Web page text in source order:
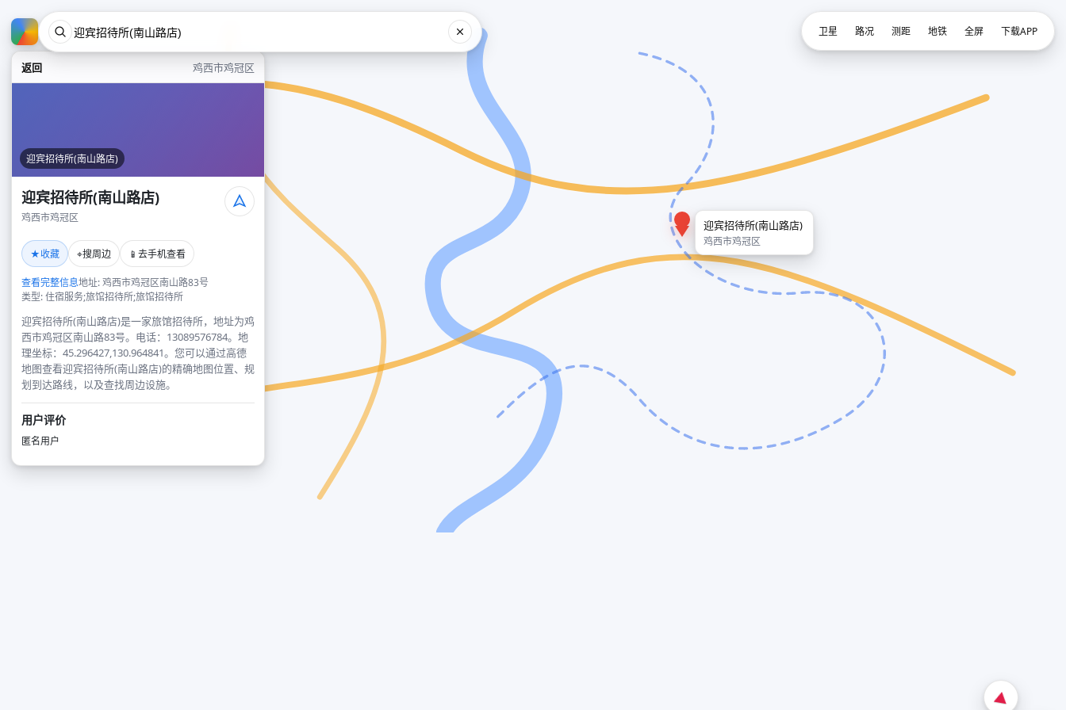
返回 鸡西市鸡冠区
迎宾招待所(南山路店)
迎宾招待所(南山路店)
鸡西市鸡冠区
★收藏 ⌖搜周边 📱 去手机查看
查看完整信息地址: 鸡西市鸡冠区南山路83号
类型: 住宿服务;旅馆招待所;旅馆招待所
迎宾招待所(南山路店)是一家旅馆招待所，地址为鸡
西市鸡冠区南山路83号。电话：13089576784。地
理坐标：45.296427,130.964841。您可以通过高德
地图查看迎宾招待所(南山路店)的精确地图位置、规
划到达路线，以及查找周边设施。
用户评价
匿名用户
迎宾招待所(南山路店)
鸡西市鸡冠区
卫星 路况 测距 地铁 全屏 下载APP